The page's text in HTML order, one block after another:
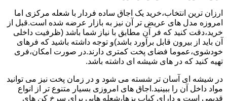
ارزان ترین انتخاب،خرید یک اجاق ساده فردار با شعله مرکزی اما
امروزه مدل های عریض تر آن نیز به بازار عرضه شده است.قبل از
خرید،دقت کنید که فر آن مطابق با نیاز شما باشد (ظرفیت داخلی
آن باید از بیرون قابل برآورد باشد)و توجه داشته باشید که فرهای
خودشوی،عموما فضای پخت کمتری دارند.در صورت امکان،فری
تهیه کنید که در های شیشه ای داشته باشد.
در شیشه ای آسان تر شسته می شود و در زمان پخت نیز می توانید
مواد داخل آن را ببینید.اجاق های امروزی بسیار متنوع تر از انواع
قدیمی است و دارای کباب پزها،شعله هایی برای سرخ کن های